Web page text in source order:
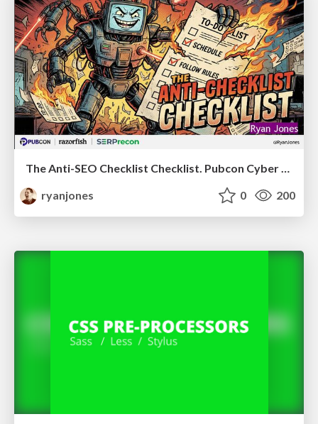
The Anti-SEO Checklist Checklist. Pubcon Cyber Week
ryanjones
0 200